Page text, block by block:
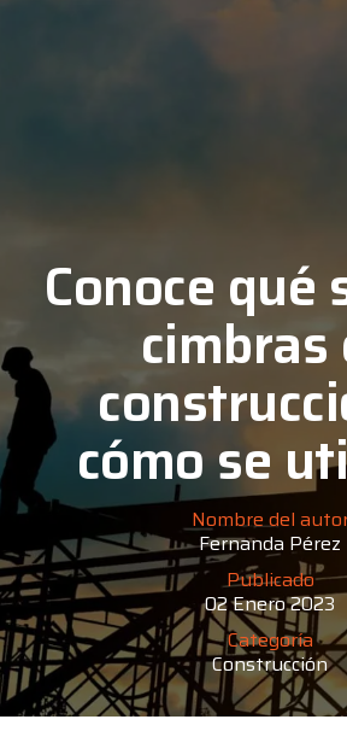
Conoce qué
cimbras
cómo se
Nombre del
Fernanda Pérez
Publicado
02 Enero 2023
Categoría
Construcción